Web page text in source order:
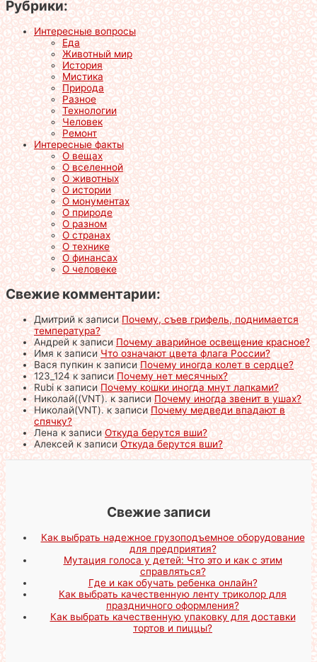
Рубрики:
Интересные вопросы
Еда
Животный мир
История
Мистика
Природа
Разное
Технологии
Человек
Ремонт
Интересные факты
О вещах
О вселенной
О животных
О истории
О монументах
О природе
О разном
О странах
О технике
О финансах
О человеке
Свежие комментарии:
Дмитрийк записиПочему, съев грифель, поднимается
температура?
Андрейк записиПочему аварийное освещение красное?
Имяк записиЧто означают цвета флага России?
Вася пупкинк записиПочему иногда колет в сердце?
123_124к записиПочему нет месячных?
Rubiк записиПочему кошки иногда мнут лапками?
Николай((VNT).к записиПочему иногда звенит в ушах?
Николай(VNT).к записиПочему медведи впадают в
спячку?
Ленак записиОткуда берутся вши?
Алексейк записиОткуда берутся вши?
Свежие записи
Как выбрать надежное грузоподъемное оборудование
для предприятия?
Мутация голоса у детей: Что это и как с этим
справляться?
Где и как обучать ребенка онлайн?
Как выбрать качественную ленту триколор для
праздничного оформления?
Как выбрать качественную упаковку для доставки
тортов и пиццы?